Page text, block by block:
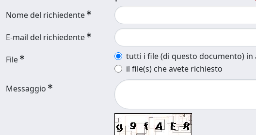
Nome del richiedente
E-mail del richiedente
File
tutti i file (di questo documento) in
il file(s) che avete richiesto
Messaggio